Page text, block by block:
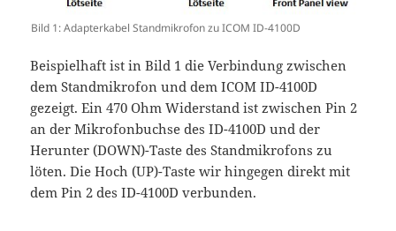
Bild 1: Adapterkabel Standmikrofon zu ICOM ID-4100D
Beispielhaft ist in Bild 1 die Verbindung zwischen
dem Standmikrofon und dem ICOM ID-4100D
gezeigt. Ein 470 Ohm Widerstand ist zwischen Pin 2
an der Mikrofonbuchse des ID-4100D und der
Herunter (DOWN)-Taste des Standmikrofons zu
löten. Die Hoch (UP)-Taste wir hingegen direkt mit
dem Pin 2 des ID-4100D verbunden.